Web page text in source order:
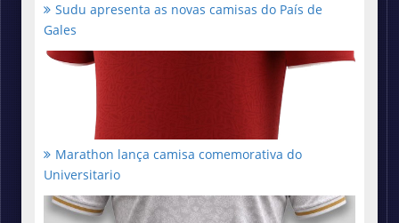
Sudu apresenta as novas camisas do País de
Gales
Marathon lança camisa comemorativa do
Universitario